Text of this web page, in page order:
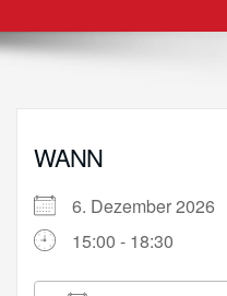
WANN
6. Dezember 2026
15:00 - 18:30